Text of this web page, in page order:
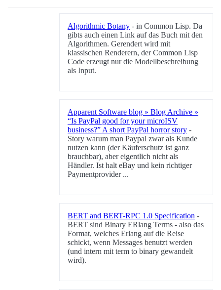
Algorithmic Botany - in Common Lisp. Da
gibts auch einen Link auf das Buch mit den
Algorithmen. Gerendert wird mit
klassischen Renderern, der Common Lisp
Code erzeugt nur die Modellbeschreibung
als Input.
Apparent Software blog » Blog Archive »
“Is PayPal good for your microISV
business?” A short PayPal horror story -
Story warum man Paypal zwar als Kunde
nutzen kann (der Käuferschutz ist ganz
brauchbar), aber eigentlich nicht als
Händler. Ist halt eBay und kein richtiger
Paymentprovider ...
BERT and BERT-RPC 1.0 Specification -
BERT sind Binary ERlang Terms - also das
Format, welches Erlang auf die Reise
schickt, wenn Messages benutzt werden
(und intern mit term to binary gewandelt
wird).